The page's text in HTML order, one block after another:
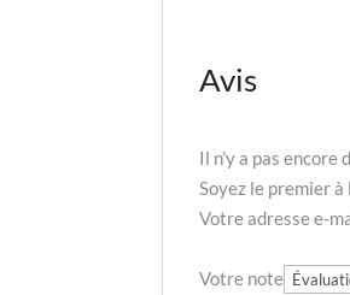
Avis
Il n’y a pas encore
Soyez le premier à
Votre adresse e-
Votre note